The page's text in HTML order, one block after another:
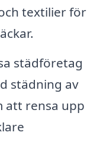
textilier för
städföretag
städning av
att rensa upp